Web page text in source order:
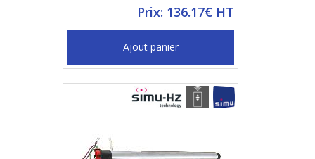
Prix: 136.17€ HT
Ajout panier